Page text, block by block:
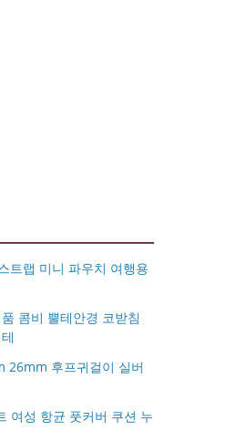
트랩 미니 파우치 여행용
콤비 뿔테안경 코받침
26mm 후프귀걸이 실버
여성 항균 풋커버 쿠션 누